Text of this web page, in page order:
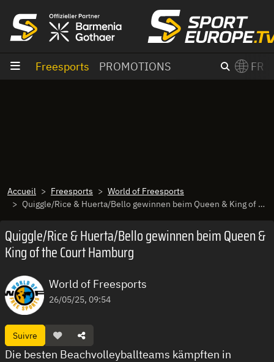
Freesports PROMOTIONS FR
Accueil Freesports
World of Freesports
Quiggle/Rice & Huerta/Bello gewinnen beim Queen & King of the Court Hamburg
Quiggle/Rice & Huerta/Bello gewinnen beim Queen &
King of the Court Hamburg
World of Freesports
26/05/25, 09:54
Suivre
Die besten Beachvolleyballteams kämpften in